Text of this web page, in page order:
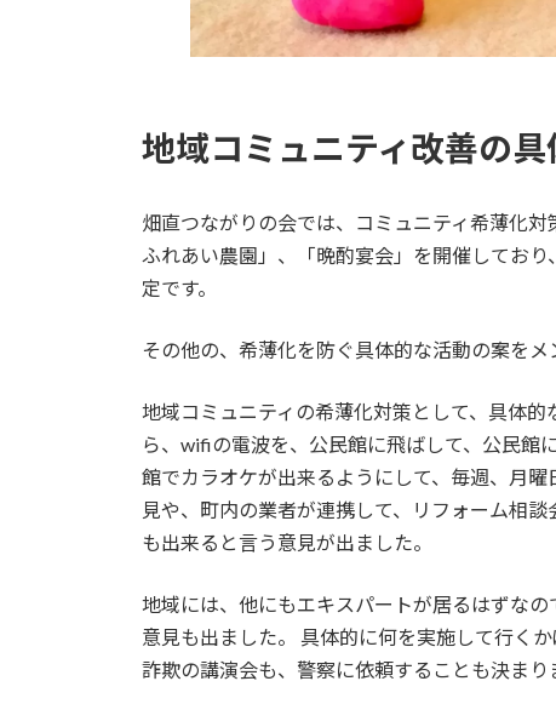
地域コミュニティ改善の具
畑直つながりの会では、コミュニティ希薄化
ふれあい農園」、「晩酌宴会」を開催してお
定です。
その他の、希薄化を防ぐ具体的な活動の案をメ
地域コミュニティの希薄化対策として、具体
ら、wifiの電波を、公民館に飛ばして、公民館
館でカラオケが出来るようにして、毎週、月
見や、町内の業者が連携して、リフォーム相
も出来ると言う意見が出ました。
地域には、他にもエキスパートが居るはずな
意見も出ました。 具体的に何を実施して行く
詐欺の講演会も、警察に依頼することも決まり